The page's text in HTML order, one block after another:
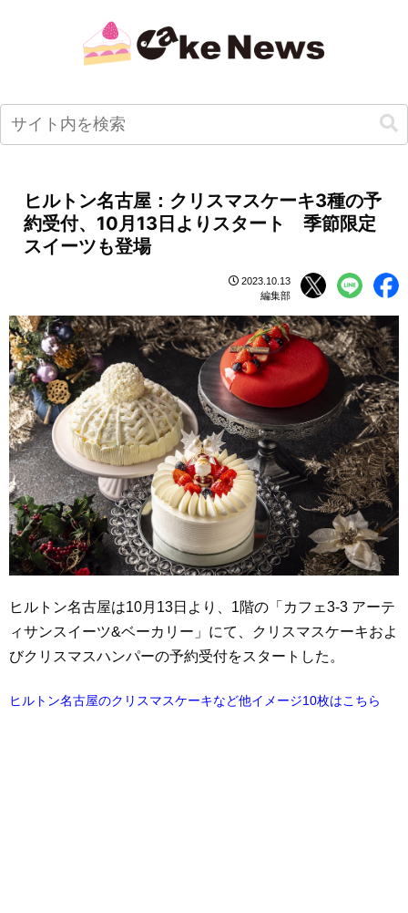
ヒルトン名古屋：クリスマスケーキ3種の予
約受付、10月13日よりスタート 季節限定
スイーツも登場
2023.10.13
編集部
ヒルトン名古屋は10月13日より、1階の「カフェ3-3 アーテ
ィサンスイーツ&ベーカリー」にて、クリスマスケーキおよ
びクリスマスハンパーの予約受付をスタートした。
ヒルトン名古屋のクリスマスケーキなど他イメージ10枚はこちら